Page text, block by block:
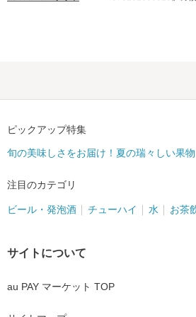
ピックアップ特集
旬の美味しさをお届け！夏の瑞々しい果物
注目のカテゴリ
ビール・発泡酒 チューハイ 水 お茶
サイトについて
au PAY マーケット TOP